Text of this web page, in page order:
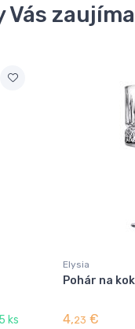
Vás
ks
Elysia
Pohár na
4,23 €